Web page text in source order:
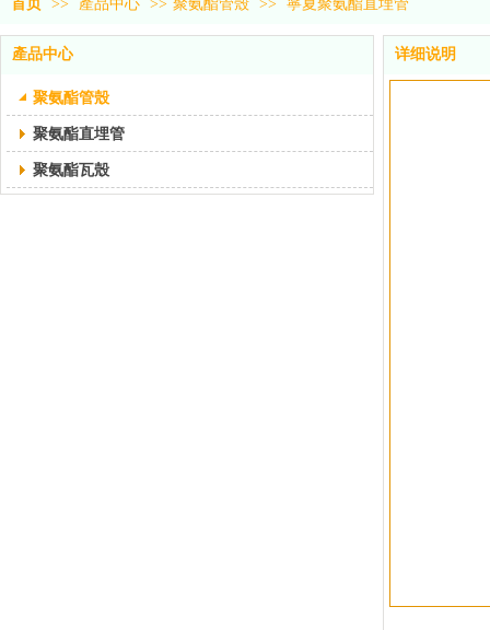
首页 >> 產品中心 >> 聚氨酯管殼 >> 寧夏聚氨酯直埋管
產品中心
聚氨酯管殼
聚氨酯直埋管
聚氨酯瓦殼
详细说明